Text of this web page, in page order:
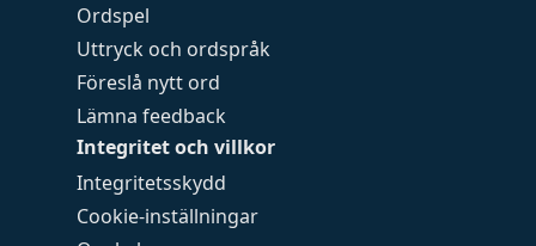
Ordspel
Uttryck och ordspråk
Föreslå nytt ord
Lämna feedback
Integritet och villkor
Integritetsskydd
Cookie-inställningar